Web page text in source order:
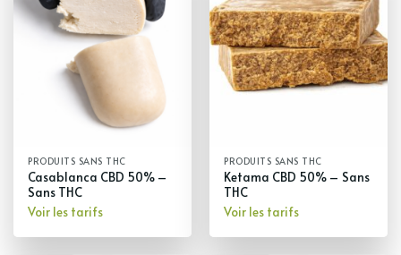
PRODUITS SANS THC
Casablanca CBD 50% –
Sans THC
Voir les tarifs
PRODUITS SANS THC
Ketama CBD 50% – Sans
THC
Voir les tarifs